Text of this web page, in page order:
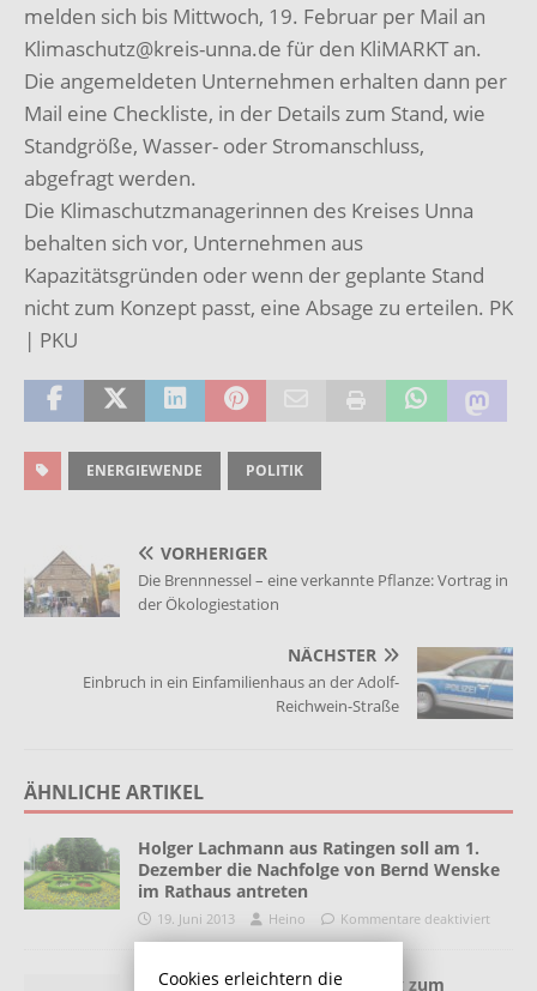
melden sich bis Mittwoch, 19. Februar per Mail an
Klimaschutz@kreis-unna.de für den KliMARKT an.
Die angemeldeten Unternehmen erhalten dann per
Mail eine Checkliste, in der Details zum Stand, wie
Standgröße, Wasser- oder Stromanschluss,
abgefragt werden.
Die Klimaschutzmanagerinnen des Kreises Unna
behalten sich vor, Unternehmen aus
Kapazitätsgründen oder wenn der geplante Stand
nicht zum Konzept passt, eine Absage zu erteilen. PK
| PKU
ENERGIEWENDE POLITIK
VORHERIGER
Die Brennnessel – eine verkannte Pflanze: Vortrag in
der Ökologiestation
NÄCHSTER
Einbruch in ein Einfamilienhaus an der Adolf-
Reichwein-Straße
ÄHNLICHE ARTIKEL
Holger Lachmann aus Ratingen soll am 1.
Dezember die Nachfolge von Bernd Wenske
im Rathaus antreten
19. Juni 2013 Heino Kommentare deaktiviert
Frühzeitige Bürgerversammlung zum
Cookies erleichtern die